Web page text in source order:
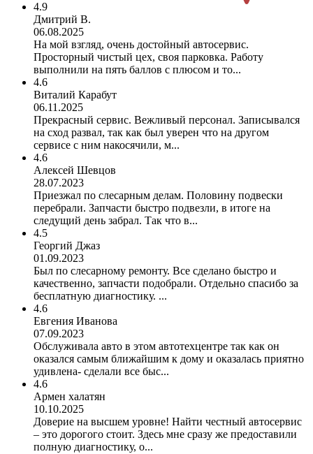
4.9
Дмитрий В.
06.08.2025
На мой взгляд, очень достойный автосервис.
Просторный чистый цех, своя парковка. Работу
выполнили на пять баллов с плюсом и то...
4.6
Виталий Карабут
06.11.2025
Прекрасный сервис. Вежливый персонал. Записывался
на сход развал, так как был уверен что на другом
сервисе с ним накосячили, м...
4.6
Алексей Шевцов
28.07.2023
Приезжал по слесарным делам. Половину подвески
перебрали. Запчасти быстро подвезли, в итоге на
следущий день забрал. Так что в...
4.5
Георгий Джаз
01.09.2023
Был по слесарному ремонту. Все сделано быстро и
качественно, запчасти подобрали. Отдельно спасибо за
бесплатную диагностику. ...
4.6
Евгения Иванова
07.09.2023
Обслуживала авто в этом автотехцентре так как он
оказался самым ближайшим к дому и оказалась приятно
удивлена- сделали все быс...
4.6
Армен халатян
10.10.2025
Доверие на высшем уровне! Найти честный автосервис
– это дорогого стоит. Здесь мне сразу же предоставили
полную диагностику, о...